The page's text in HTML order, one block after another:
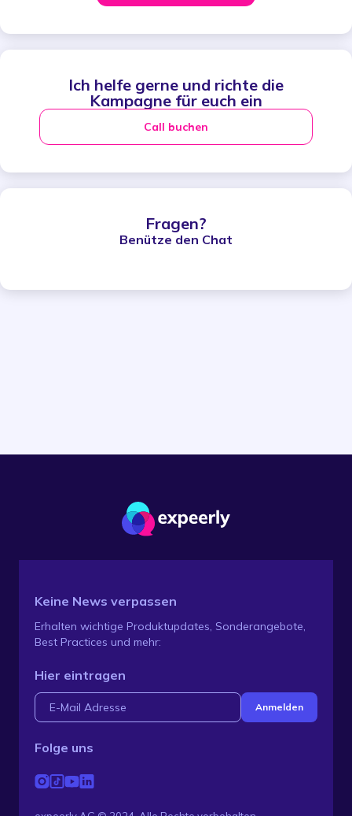
Ich helfe gerne und richte die
Kampagne für euch ein
Call buchen
Fragen?
Benütze den Chat
Keine News verpassen
Erhalten wichtige Produktupdates, Sonderangebote,
Best Practices und mehr:
Hier eintragen
Folge uns